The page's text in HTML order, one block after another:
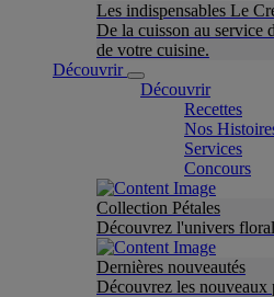
Les indispensables Le
De la cuisson au service
de votre cuisine.
Découvrir
Découvrir
Recettes
Nos
Services
Concours
Collection Pétales
Découvrez l'univers
Dernières nouveautés
Découvrez les nouveaux